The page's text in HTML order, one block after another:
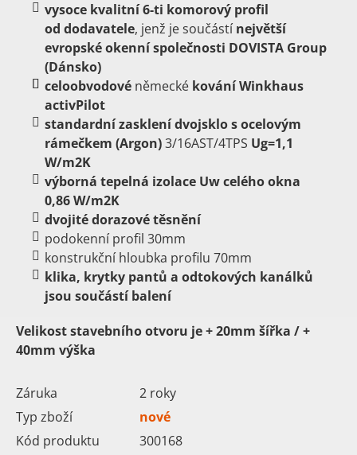
vysoce kvalitní6-ti komorový profil
od dodavatele, jenž je součástí největší
evropské okenní společnosti DOVISTA Group
(Dánsko)
celoobvodové německé kováníWinkhaus
activPilot
standardní zasklení dvojsklo s ocelovým
rámečkem (Argon)3/16AST/4TPS Ug=1,1
W/m2K
výborná tepelná izolace Uw celého okna
0,86 W/m2K
dvojité dorazové těsnění
podokenní profil 30mm
konstrukční hloubka profilu 70mm
klika, krytky pantů a odtokových kanálků
jsou součástí balení
Velikost stavebního otvoru je+ 20mm šířka /+
40mm výška
Záruka
2 roky
Typ zboží
nové
Kód produktu
300168